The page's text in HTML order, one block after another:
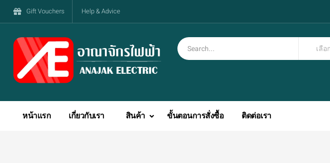
Gift Vouchers Help & Advice
หน้าแรก เกี่ยวกับเรา สินค้า ขั้นตอนการสั่งซื้อ ติดต่อเรา